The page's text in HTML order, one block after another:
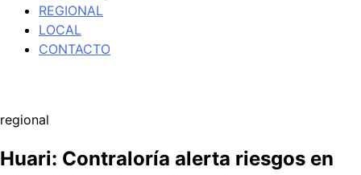
REGIONAL
LOCAL
CONTACTO
regional
Huari: Contraloría alerta riesgos en